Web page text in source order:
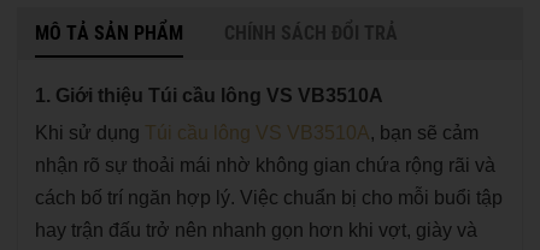
MÔ TẢ SẢN PHẨM CHÍNH SÁCH ĐỔI TRẢ
1. Giới thiệu Túi cầu lông VS VB3510A
Khi sử dụng Túi cầu lông VS VB3510A, bạn sẽ cảm
nhận rõ sự thoải mái nhờ không gian chứa rộng rãi và
cách bố trí ngăn hợp lý. Việc chuẩn bị cho mỗi buổi tập
hay trận đấu trở nên nhanh gọn hơn khi vợt, giày và